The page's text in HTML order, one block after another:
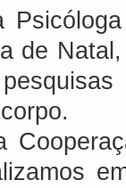
de